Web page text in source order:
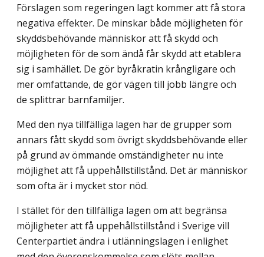
Förslagen som regeringen lagt kommer att få stora
negativa effekter. De minskar både möjligheten för
skyddsbehövande människor att få skydd och
möjligheten för de som ändå får skydd att etablera
sig i samhället. De gör byråkratin krångligare och
mer omfattande, de gör vägen till jobb längre och
de splittrar barnfamiljer.
Med den nya tillfälliga lagen har de grupper som
annars fått skydd som övrigt skyddsbehövande eller
på grund av ömmande omständigheter nu inte
möjlighet att få uppehållstillstånd. Det är människor
som ofta är i mycket stor nöd.
I stället för den tillfälliga lagen om att begränsa
möjligheter att få uppehållstillstånd i Sverige vill
Centerpartiet ändra i utlänningslagen i enlighet